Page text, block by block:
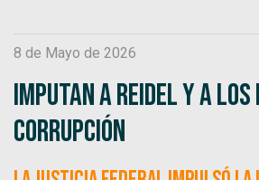
8 de Mayo de 2026
Imputan a Reidel y a
corrupción